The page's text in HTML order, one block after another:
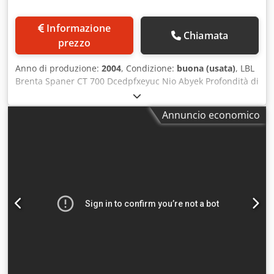
prezzo
Chiamata
Anno di produzione: 2004, Condizione: buona (usata), LBL
Brenta Spaner CT 700 Dcedpfxeyuc Nio Abyek Profondità di
taglio max = 150 mm Altezza di taglio max = 650 mm Disco
centrale libero, protezione da surriscaldamento Spazio
libero = 800 mm Posizionamento rapido e preciso tramite
Annuncio economico